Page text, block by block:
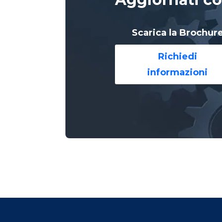
Scarica la
Richiedi
informazioni